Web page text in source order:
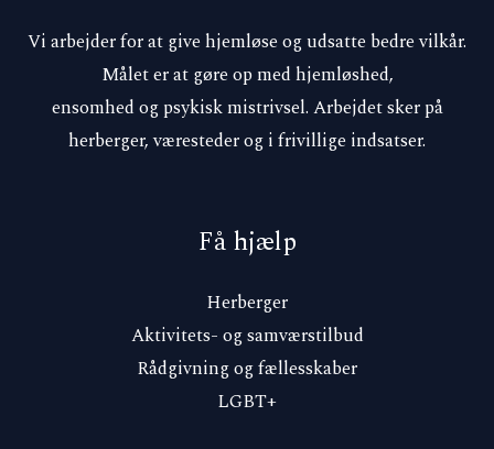
Vi arbejder for at give hjemløse og udsatte bedre vilkår.
Målet er at gøre op med hjemløshed,
ensomhed og psykisk mistrivsel. Arbejdet sker på
herberger, væresteder og i frivillige indsatser.
Få hjælp
Herberger
Aktivitets- og samværstilbud
Rådgivning og fællesskaber
LGBT+